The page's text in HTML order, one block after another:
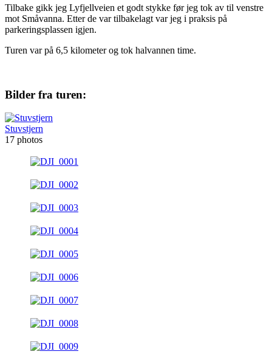
Tilbake gikk jeg Lyfjellveien et godt stykke før jeg tok av til venstre
mot Småvanna. Etter de var tilbakelagt var jeg i praksis på
parkeringsplassen igjen.
Turen var på 6,5 kilometer og tok halvannen time.
Bilder fra turen:
Stuvstjern
17 photos